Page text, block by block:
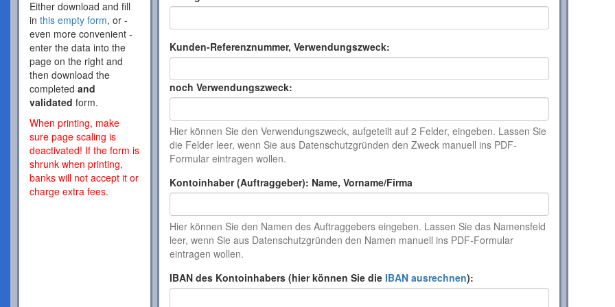
Either download and fill
in this empty form, or -
even more convenient -
enter the data into the
page on the right and
then download the
completed and
validated form.
When printing, make
sure page scaling is
deactivated! If the form is
shrunk when printing,
banks will not accept it or
charge extra fees.
Kunden-Referenznummer, Verwendungszweck:
noch Verwendungszweck:
Hier können Sie den Verwendungszweck, aufgeteilt auf 2 Felder, eingeben. Lassen Sie
die Felder leer, wenn Sie aus Datenschutzgründen den Zweck manuell ins PDF-
Formular eintragen wollen.
Kontoinhaber (Auftraggeber): Name, Vorname/Firma
Hier können Sie den Namen des Auftraggebers eingeben. Lassen Sie das Namensfeld
leer, wenn Sie aus Datenschutzgründen den Namen manuell ins PDF-Formular
eintragen wollen.
IBAN des Kontoinhabers (hier können Sie die IBAN ausrechnen):